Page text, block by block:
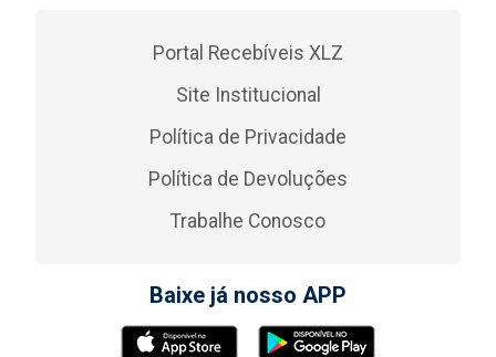
Portal Recebíveis XLZ
Site Institucional
Política de Privacidade
Política de Devoluções
Trabalhe Conosco
Baixe já nosso APP